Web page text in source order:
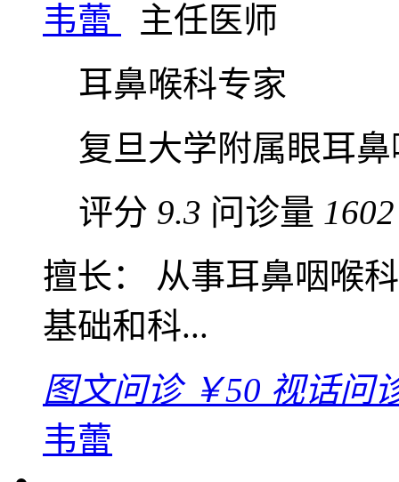
韦蕾
主任医师
耳鼻喉科专家
复旦大学附属眼耳
评分 9.3 问诊量 1602
擅长： 从事耳鼻咽喉
基础和科...
图文问诊 ￥50 视话问
韦蕾